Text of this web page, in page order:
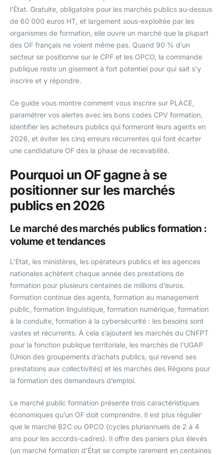
l’État. Gratuite, obligatoire pour les marchés publics au-dessus
de 60 000 euros HT, et largement sous-exploitée par les
organismes de formation, elle ouvre un marché que la plupart
des OF français ne voient même pas. Quand 90 % d’un
secteur se positionne sur le CPF et les OPCO, la commande
publique reste un gisement à fort potentiel pour qui sait s’y
inscrire et y répondre.
Ce guide vous montre comment vous inscrire sur PLACE,
paramétrer vos alertes avec les bons codes CPV formation,
identifier les acheteurs publics qui formeront leurs agents en
2026, et éviter les cinq erreurs récurrentes qui font écarter
une candidature OF dès la phase de recevabilité.
Pourquoi un OF gagne à se
positionner sur les marchés
publics en 2026
Le marché des marchés publics formation :
volume et tendances
L’État, les ministères, les opérateurs publics et les agences
nationales achètent chaque année des prestations de
formation pour plusieurs centaines de millions d’euros.
Formation continue des agents, formation au management
public, formation linguistique, formation numérique, formation
à la conduite, formation à la cybersécurité : les besoins sont
vastes et récurrents. À cela s’ajoutent les marchés du CNFPT
pour la fonction publique territoriale, les marchés de l’UGAP
(Union des groupements d’achats publics, qui revend ses
prestations aux collectivités) et les marchés des Régions pour
la formation des demandeurs d’emploi.
Le marché public formation présente trois caractéristiques
économiques qu’un OF doit comprendre. Il est plus régulier
que le marché B2C ou OPCO (cycles pluriannuels de 2 à 4
ans pour les accords-cadres). Il offre des paniers plus élevés
(un marché formation d’État se compte rarement en centaines